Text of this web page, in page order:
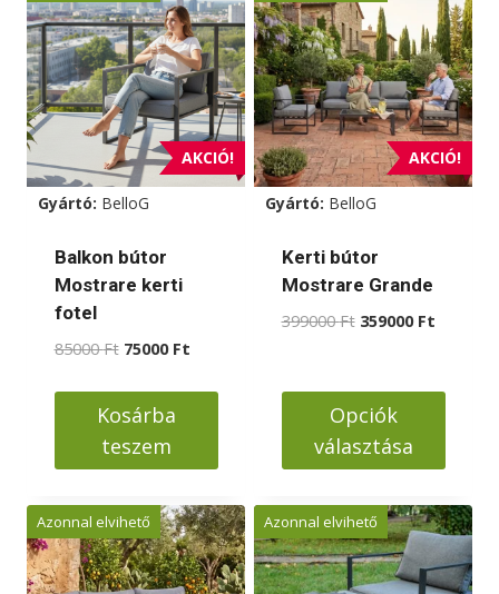
AKCIÓ!
Gyártó: BelloG
Balkon bútor
Mostrare kerti
fotel
85000Ft Original
was:
85000 Ft.
75000 FtCurrent
is:
Kosárba
teszem
AKCIÓ!
Gyártó: BelloG
Kerti bútor
Mostrare Grande
399000Ft Original
399000 Ft.
359000 FtCurrent
359000
Opciók
választása
a
terméknek
több
Azonnal elvihető Azonnal elvihető